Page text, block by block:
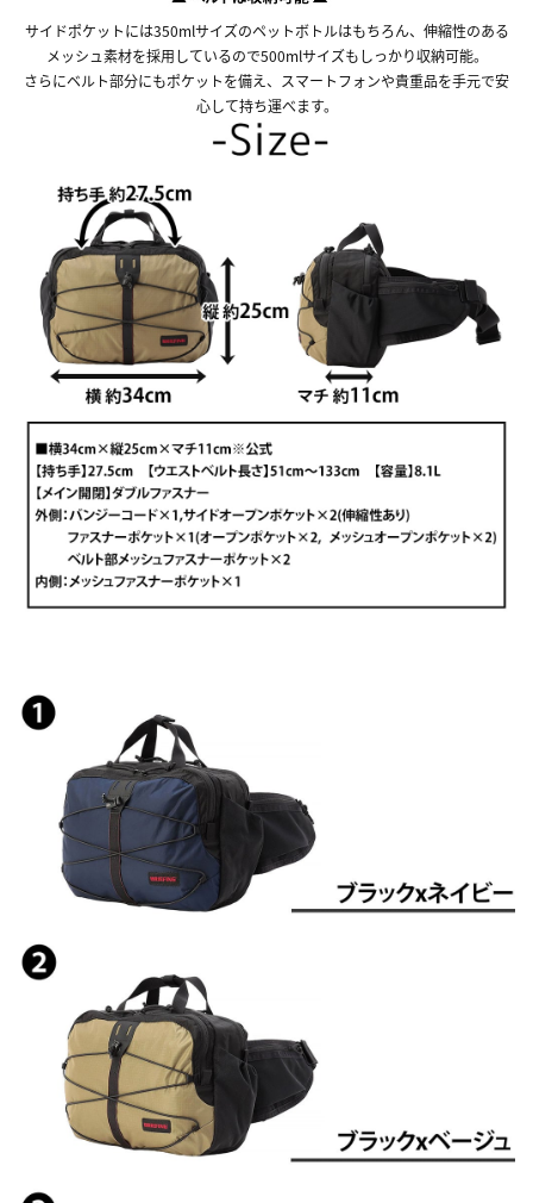
サイドポケットには350mlサイズのペットボトルはもちろん、伸縮性のある
メッシュ素材を採用しているので500mlサイズもしっかり収納可能。
さらにベルト部分にもポケットを備え、スマートフォンや貴重品を手元で安
心して持ち運べます。